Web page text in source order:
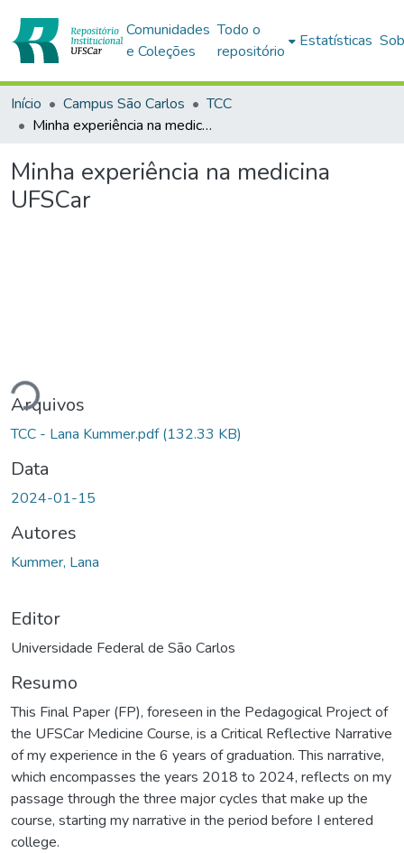
Comunidades
e Coleções
Todo o
repositório
Estatísticas
Início Campus São Carlos
TCC
Minha experiência na medicina UFSCar
Minha experiência na medicina
UFSCar
Arquivos
TCC - Lana Kummer.pdf(132.33 KB)
Data
2024-01-15
Autores
Kummer, Lana
Editor
Universidade Federal de São Carlos
Resumo
This Final Paper (FP), foreseen in the Pedagogical Project of
the UFSCar Medicine Course, is a Critical Reflective Narrative
of my experience in the 6 years of graduation. This narrative,
which encompasses the years 2018 to 2024, reflects on my
passage through the three major cycles that make up the
course, starting my narrative in the period before I entered
college.